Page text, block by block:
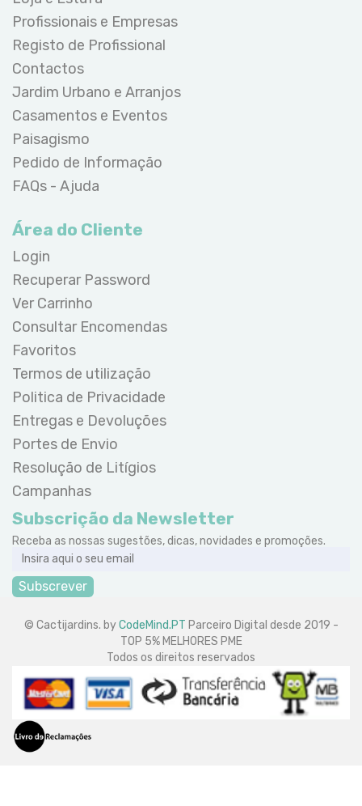
Profissionais e Empresas
Registo de Profissional
Contactos
Jardim Urbano e Arranjos
Casamentos e Eventos
Paisagismo
Pedido de Informação
FAQs - Ajuda
Área do Cliente
Login
Recuperar Password
Ver Carrinho
Consultar Encomendas
Favoritos
Termos de utilização
Politica de Privacidade
Entregas e Devoluções
Portes de Envio
Resolução de Litígios
Campanhas
Subscrição da Newsletter
Receba as nossas sugestões, dicas, novidades e promoções.
Subscrever
© Cactijardins. byCodeMind.PT Parceiro Digital desde 2019 -
TOP 5% MELHORES PME
Todos os direitos reservados